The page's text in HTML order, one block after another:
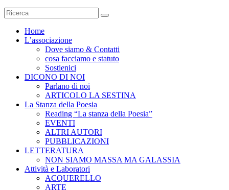
Home
L’associazione
Dove siamo & Contatti
cosa facciamo e statuto
Sostienici
DICONO DI NOI
Parlano di noi
ARTICOLO LA SESTINA
La Stanza della Poesia
Reading “La stanza della Poesia”
EVENTI
ALTRI AUTORI
PUBBLICAZIONI
LETTERATURA
NON SIAMO MASSA MA GALASSIA
Attività e Laboratori
ACQUERELLO
ARTE